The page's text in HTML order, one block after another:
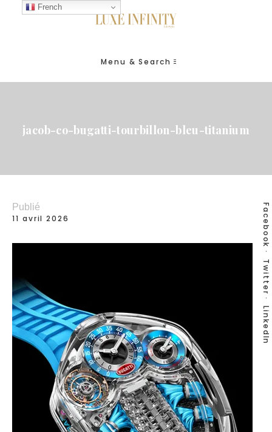
Menu & Search
jacob-co-bugatti-tourbillon-bleu-titanium
Facebook
Twitter
LinkedIn
Publié
11 avril 2026
French